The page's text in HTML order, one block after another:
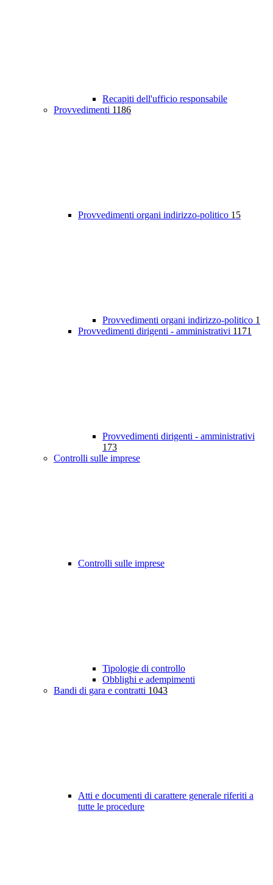
Recapiti dell'ufficio responsabile
Provvedimenti 1186
Provvedimenti organi indirizzo-politico 15
Provvedimenti organi indirizzo-politico 1
Provvedimenti dirigenti - amministrativi 1171
Provvedimenti dirigenti - amministrativi
173
Controlli sulle imprese
Controlli sulle imprese
Tipologie di controllo
Obblighi e adempimenti
Bandi di gara e contratti 1043
Atti e documenti di carattere generale riferiti a
tutte le procedure